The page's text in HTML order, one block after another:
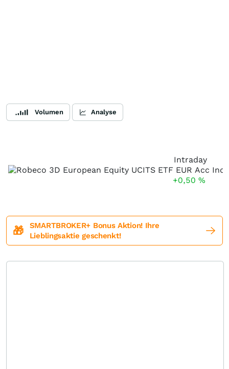
Volumen Analyse
Intraday
+0,50 %
🎁
SMARTBROKER+ Bonus Aktion! Ihre
Lieblingsaktie geschenkt!